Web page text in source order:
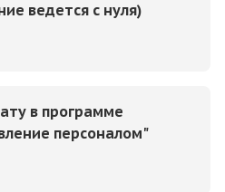
ведется с нуля)
в программе
персоналом"